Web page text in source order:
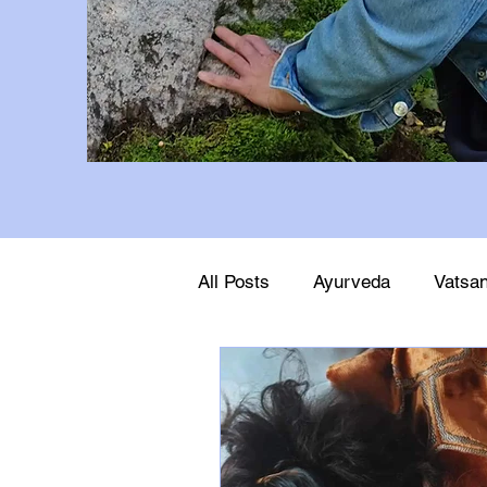
All Posts Ayurveda
Ravinto Karoliina K
Holistinen hyvinvointi